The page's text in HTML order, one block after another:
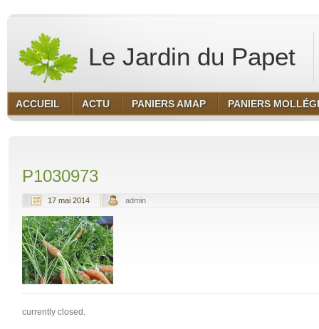
Le Jardin du Papet
ACCUEIL ACTU PANIERS AMAP PANIERS
P1030973
17 mai 2014 admin
currently closed.